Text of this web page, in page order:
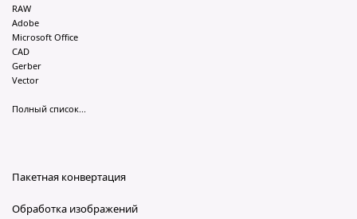
RAW
Adobe
Microsoft Office
CAD
Gerber
Vector
Полный список...
Пакетная конвертация
Обработка изображений